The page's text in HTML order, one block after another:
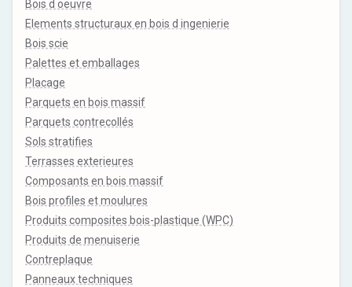
Bois d oeuvre
Elements structuraux en bois d ingenierie
Bois scie
Palettes et emballages
Placage
Parquets en bois massif
Parquets contrecollés
Sols stratifies
Terrasses exterieures
Composants en bois massif
Bois profiles et moulures
Produits composites bois-plastique (WPC)
Produits de menuiserie
Contreplaque
Panneaux techniques